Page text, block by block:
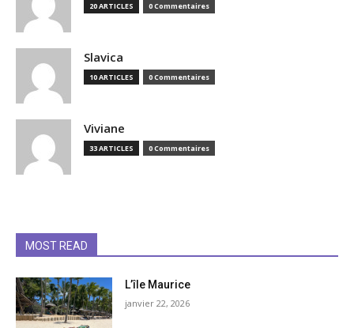
20 ARTICLES 0 Commentaires
Slavica
10 ARTICLES 0 Commentaires
Viviane
33 ARTICLES 0 Commentaires
MOST READ
L’île Maurice
janvier 22, 2026